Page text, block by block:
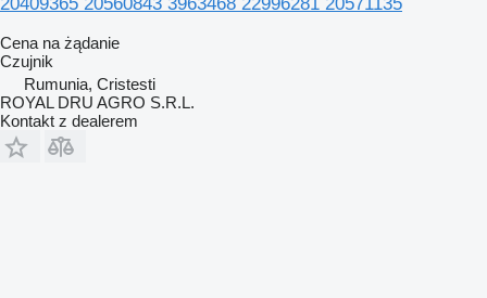
Cena na żądanie
Czujnik
Rumunia, Cristesti
ROYAL DRU AGRO S.R.L.
Kontakt z dealerem